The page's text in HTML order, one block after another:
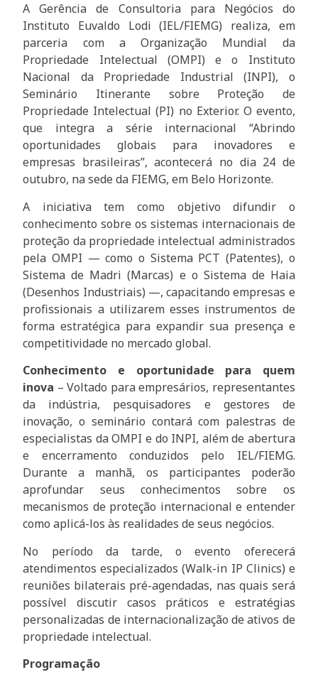
A Gerência de Consultoria para Negócios do
Instituto Euvaldo Lodi (IEL/FIEMG) realiza, em
parceria com a Organização Mundial da
Propriedade Intelectual (OMPI) e o Instituto
Nacional da Propriedade Industrial (INPI), o
Seminário Itinerante sobre Proteção de
Propriedade Intelectual (PI) no Exterior. O evento,
que integra a série internacional “Abrindo
oportunidades globais para inovadores e
empresas brasileiras”, acontecerá no dia 24 de
outubro, na sede da FIEMG, em Belo Horizonte.
A iniciativa tem como objetivo difundir o
conhecimento sobre os sistemas internacionais de
proteção da propriedade intelectual administrados
pela OMPI — como o Sistema PCT (Patentes), o
Sistema de Madri (Marcas) e o Sistema de Haia
(Desenhos Industriais) —, capacitando empresas e
profissionais a utilizarem esses instrumentos de
forma estratégica para expandir sua presença e
competitividade no mercado global.
Conhecimento e oportunidade para quem
inova – Voltado para empresários, representantes
da indústria, pesquisadores e gestores de
inovação, o seminário contará com palestras de
especialistas da OMPI e do INPI, além de abertura
e encerramento conduzidos pelo IEL/FIEMG.
Durante a manhã, os participantes poderão
aprofundar seus conhecimentos sobre os
mecanismos de proteção internacional e entender
como aplicá-los às realidades de seus negócios.
No período da tarde, o evento oferecerá
atendimentos especializados (Walk-in IP Clinics) e
reuniões bilaterais pré-agendadas, nas quais será
possível discutir casos práticos e estratégias
personalizadas de internacionalização de ativos de
propriedade intelectual.
Programação